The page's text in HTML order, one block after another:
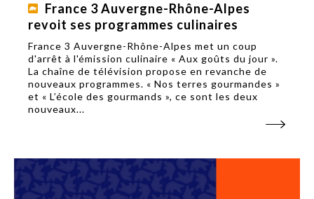
France 3 Auvergne-Rhône-Alpes
revoit ses programmes culinaires
France 3 Auvergne-Rhône-Alpes met un coup
d'arrêt à l'émission culinaire « Aux goûts du jour ».
La chaîne de télévision propose en revanche de
nouveaux programmes. « Nos terres gourmandes »
et « L’école des gourmands », ce sont les deux
nouveaux...